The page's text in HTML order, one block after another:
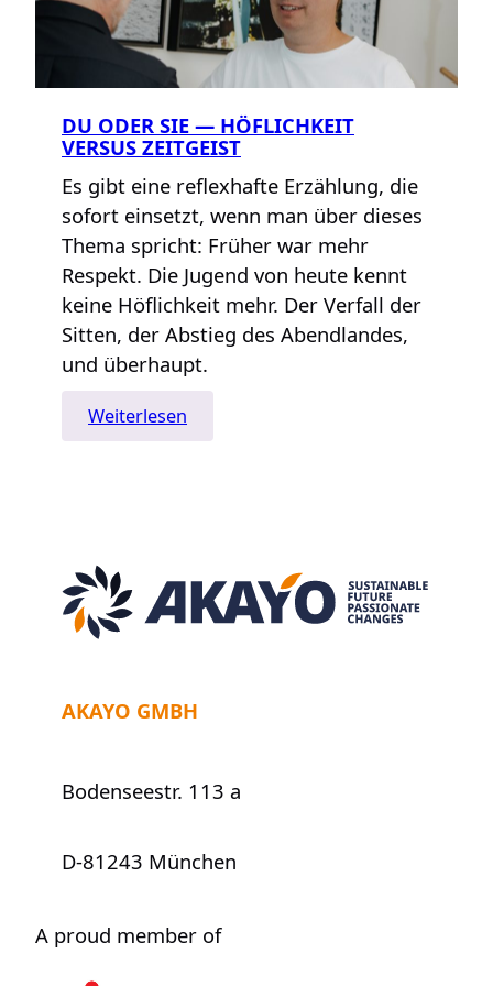
DU ODER SIE — HÖFLICHKEIT
VERSUS ZEITGEIST
Es gibt eine reflexhafte Erzählung, die
sofort einsetzt, wenn man über dieses
Thema spricht: Früher war mehr
Respekt. Die Jugend von heute kennt
keine Höflichkeit mehr. Der Verfall der
Sitten, der Abstieg des Abendlandes,
und überhaupt.
Weiterlesen
Du
Zeitgeist
AKAYO GMBH
Bodenseestr. 113 a
D-81243 München
A proud member of